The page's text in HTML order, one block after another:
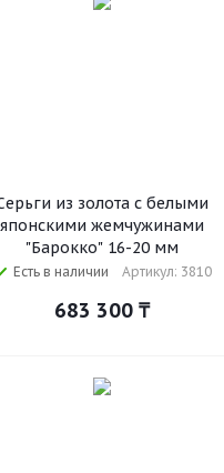
из золота с белыми
японскими жемчужинами
"Барокко" 16-20 мм
Есть в наличии Артикул: 3810
683 300₸